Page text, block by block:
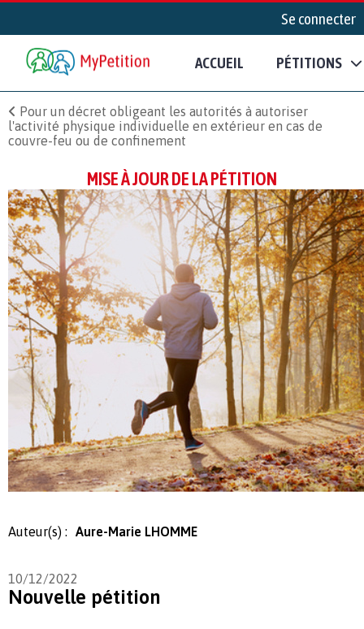
Se connecter
ACCUEIL PÉTITIONS
Pour un décret obligeant les autorités à autoriser
l'activité physique individuelle en extérieur en cas de
couvre-feu ou de confinement
MISE À JOUR DE LA PÉTITION
Auteur(s) : Aure-Marie LHOMME
10/12/2022
Nouvelle pétition